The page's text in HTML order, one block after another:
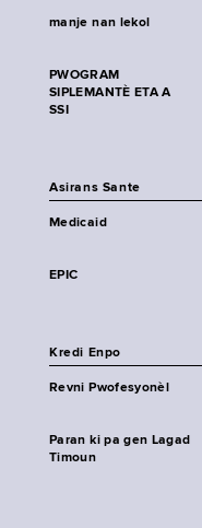
manje nan lekol
PWOGRAM
SIPLEMANTÈ ETA A
SSI
Asirans Sante
Medicaid
EPIC
Kredi Enpo
Revni Pwofesyonèl
Paran ki pa gen Lagad
Timoun